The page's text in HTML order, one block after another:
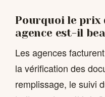
Pourquoi le prix
agence est-il
Les agences
la vérification des
remplissage, le suivi